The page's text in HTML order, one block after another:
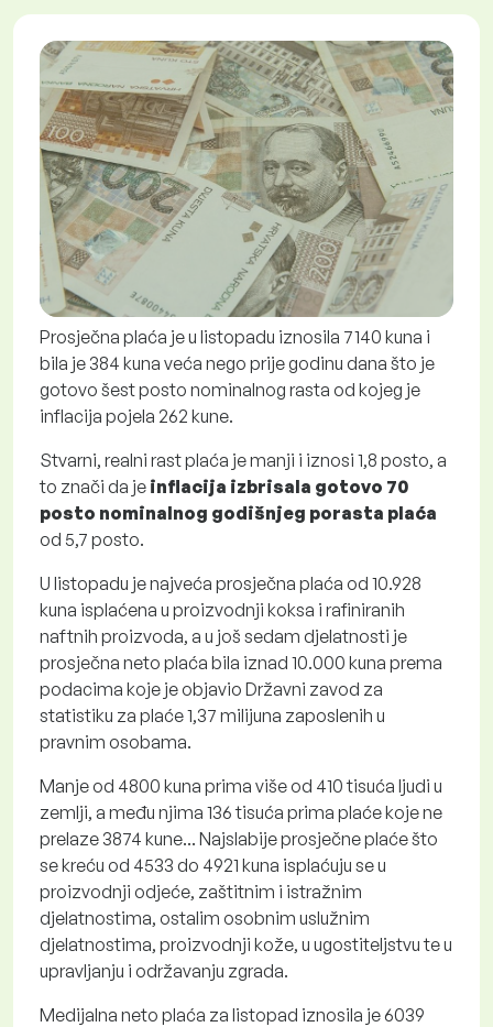
Prosječna plaća je u listopadu iznosila 7140 kuna i
bila je 384 kuna veća nego prije godinu dana što je
gotovo šest posto nominalnog rasta od kojeg je
inflacija pojela 262 kune.
Stvarni, realni rast plaća je manji i iznosi 1,8 posto, a
to znači da je inflacija izbrisala gotovo 70
posto nominalnog godišnjeg porasta plaća
od 5,7 posto.
U listopadu je najveća prosječna plaća od 10.928
kuna isplaćena u proizvodnji koksa i rafiniranih
naftnih proizvoda, a u još sedam djelatnosti je
prosječna neto plaća bila iznad 10.000 kuna prema
podacima koje je objavio Državni zavod za
statistiku za plaće 1,37 milijuna zaposlenih u
pravnim osobama.
Manje od 4800 kuna prima više od 410 tisuća ljudi u
zemlji, a među njima 136 tisuća prima plaće koje ne
prelaze 3874 kune... Najslabije prosječne plaće što
se kreću od 4533 do 4921 kuna isplaćuju se u
proizvodnji odjeće, zaštitnim i istražnim
djelatnostima, ostalim osobnim uslužnim
djelatnostima, proizvodnji kože, u ugostiteljstvu te u
upravljanju i održavanju zgrada.
Medijalna neto plaća za listopad iznosila je 6039